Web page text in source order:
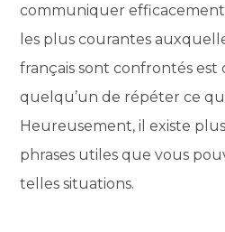
communiquer
les plus courantes
français sont confrontés est
quelqu’un de répéter ce
Heureusement, il existe
phrases utiles que vous
telles situations.